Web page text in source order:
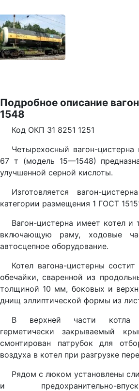
Подробное описание
1548
Код ОКП 31 8251 1251
Четырехосный вагон-цистерна
67 т (модель 15—1548)
улучшенной серной кислоты.
Изготовляется вагон-
категории размещения 1 ГОСТ
Вагон-цистерна имеет котел и
включающую раму, ходовые
автосцепное оборудование.
Котел вагона-цистерны
обечайки, сваренной из
толщиной 10 мм, боковых и
днищ эллиптической формы из
В верхней части котла
герметически закрываемый
смонтирован патрубок для
воздуха в котел при разгрузке
Рядом с люком установлены
и предохранительно-